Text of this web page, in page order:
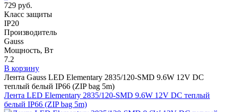
729 руб.
Класс защиты
IP20
Производитель
Gauss
Мощность, Вт
7.2
В корзину
Лента Gauss LED Elementary 2835/120-SMD 9.6W 12V DC
теплый белый IP66 (ZIP bag 5m)
Лента LED Elementary 2835/120-SMD 9.6W 12V DC теплый
белый IP66 (ZIP bag 5m)